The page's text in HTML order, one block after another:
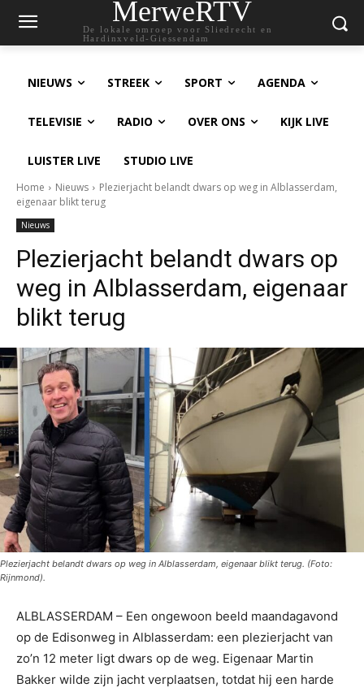
MerweRTV
De lokale omroep voor Sliedrecht en
Hardinxveld-Giessendam
NIEUWS STREEK SPORT AGENDA
TELEVISIE RADIO OVER ONS KIJK LIVE
LUISTER LIVE STUDIO LIVE
Home Nieuws
Plezierjacht belandt dwars op weg in Alblasserdam,
eigenaar blikt terug
Nieuws
Plezierjacht belandt dwars op
weg in Alblasserdam, eigenaar
blikt terug
Plezierjacht belandt dwars op weg in Alblasserdam, eigenaar blikt terug. (Foto:
Rijnmond).
ALBLASSERDAM – Een ongewoon beeld maandagavond
op de Edisonweg in Alblasserdam: een plezierjacht van
zo’n 12 meter ligt dwars op de weg. Eigenaar Martin
Bakker wilde zijn jacht verplaatsen, totdat hij een harde